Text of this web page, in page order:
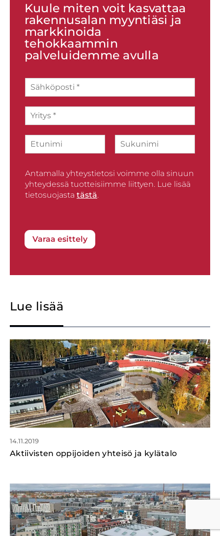
Kuule miten voit kasvattaa
rakennusalan myyntiäsi ja
markkinoida
tehokkaammin
palveluidemme avulla
s
*
*
r
t
s
Antamalla yhteystietosi voimme olla sinuun
yhteydessä tuotteisiimme liittyen. Lue lisää
tietosuojasta tästä.
Varaa esittely
Lue lisää
14.11.2019
Aktiivisten oppijoiden yhteisö ja kylätalo